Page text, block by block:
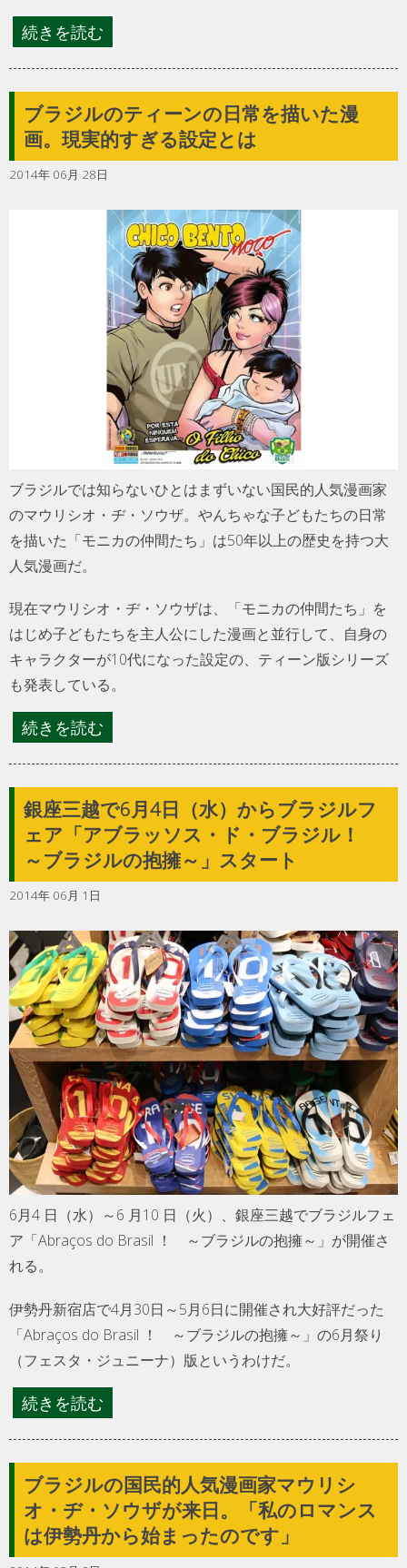
続きを読む
ブラジルのティーンの日常を描いた漫
画。現実的すぎる設定とは
2014年 06月 28日
ブラジルでは知らないひとはまずいない国民的人気漫画家
のマウリシオ・ヂ・ソウザ。やんちゃな子どもたちの日常
を描いた「モニカの仲間たち」は50年以上の歴史を持つ大
人気漫画だ。
現在マウリシオ・ヂ・ソウザは、「モニカの仲間たち」を
はじめ子どもたちを主人公にした漫画と並行して、自身の
キャラクターが10代になった設定の、ティーン版シリーズ
も発表している。
続きを読む
銀座三越で6月4日（水）からブラジルフ
ェア「アブラッソス・ド・ブラジル！
～ブラジルの抱擁～」スタート
2014年 06月 1日
6月4 日（水）～6 月10 日（火）、銀座三越でブラジルフェ
ア「Abraços do Brasil ！ ～ブラジルの抱擁～」が開催さ
れる。
伊勢丹新宿店で4月30日～5月6日に開催され大好評だった
「Abraços do Brasil ！ ～ブラジルの抱擁～」の6月祭り
（フェスタ・ジュニーナ）版というわけだ。
続きを読む
ブラジルの国民的人気漫画家マウリシ
オ・ヂ・ソウザが来日。「私のロマンス
は伊勢丹から始まったのです」